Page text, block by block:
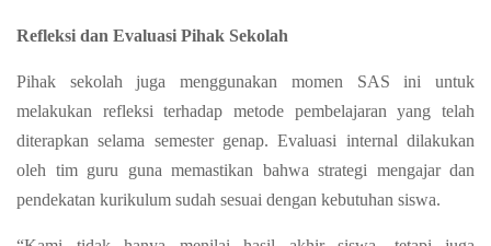
Refleksi dan Evaluasi Pihak Sekolah
Pihak sekolah juga menggunakan momen SAS ini untuk
melakukan refleksi terhadap metode pembelajaran yang telah
diterapkan selama semester genap. Evaluasi internal dilakukan
oleh tim guru guna memastikan bahwa strategi mengajar dan
pendekatan kurikulum sudah sesuai dengan kebutuhan siswa.